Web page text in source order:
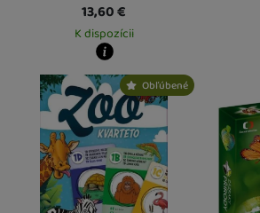
13,60€
K dispozícii
Kdy zboží dostanete?
Osobný odber vo výdajnom mieste
U Vás doma18. 8.
Kdy
Osobný
U Vás
Obľúbené